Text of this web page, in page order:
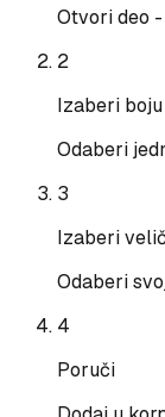
Otvori deo
2
Izaberi boju
Odaberi
3
Izaberi
Odaberi
4
Poruči